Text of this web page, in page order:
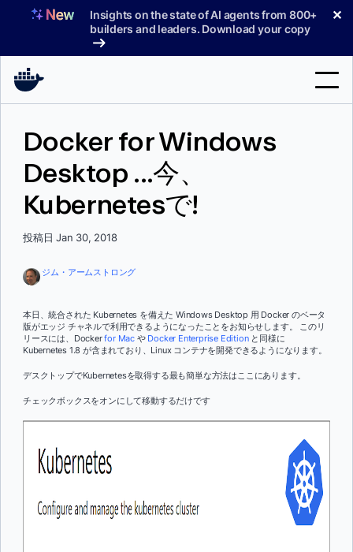
へ
Insights on the state of AI agents from 800+
builders and leaders. Download your copy
✕
索
サインイン
Docker for Windows
Desktop ...今、
Kubernetesで!
投稿日 Jan 30, 2018
ジム・アームストロング
本日、統合された Kubernetes を備えた Windows Desktop 用 Docker のベータ
版がエッジ チャネルで利用できるようになったことをお知らせします。 このリ
リースには、Dockerfor Mac や Docker Enterprise Editionと同様に
Kubernetes 1.8 が含まれており、Linux コンテナを開発できるようになります。
デスクトップでKubernetesを取得する最も簡単な方法はここにあります。
チェックボックスをオンにして移動するだけです